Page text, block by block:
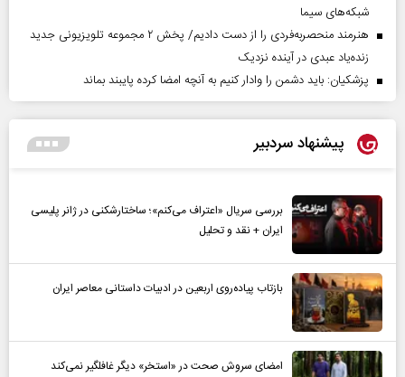
شبکه‌های سیما
هنرمند منحصر‌به‌فردی را از دست دادیم/ پخش ۲ مجموعه تلویزیونی جدید
زنده‌یاد عبدی در آینده نزدیک
پزشکیان: باید دشمن را وادار کنیم به آنچه امضا کرده پایبند بماند
پیشنهاد سردبیر
بررسی سریال «اعتراف می‌کنم»؛ ساختارشکنی در ژانر پلیسی
ایران + نقد و تحلیل
بازتاب پیاده‌روی اربعین در ادبیات داستانی معاصر ایران
امضای سروش صحت در «استخر» دیگر غافلگیر نمی‌کند